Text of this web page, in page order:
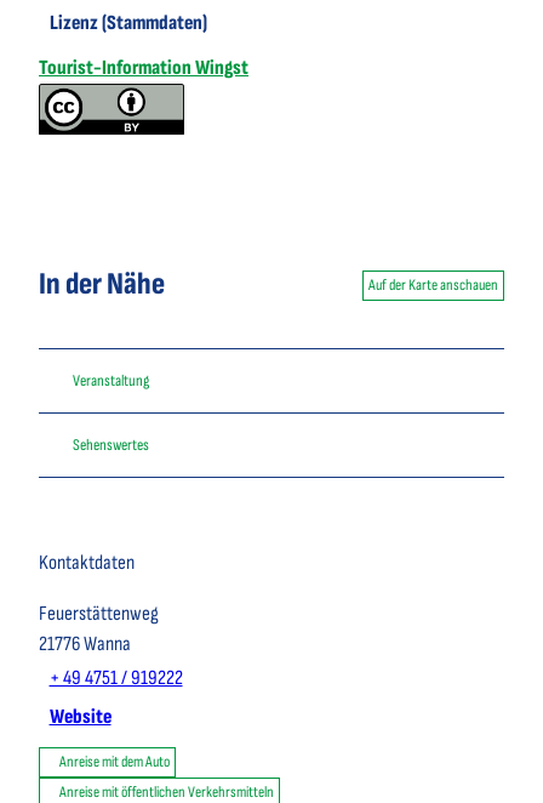
Lizenz (Stammdaten)
Tourist-Information Wingst
In der Nähe Auf der Karte anschauen
Veranstaltung
Sehenswertes
Kontaktdaten
Feuerstättenweg
21776Wanna
+ 49 4751 / 919222
Website
Anreise mit dem Auto
Anreise mit öffentlichen Verkehrsmitteln